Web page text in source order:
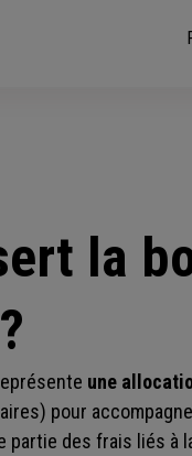
la
une
pour
partie des frais liés à